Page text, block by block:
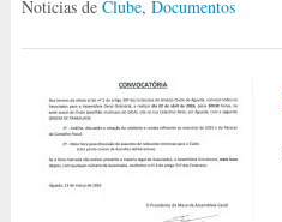
Noticias de Clube, Documentos